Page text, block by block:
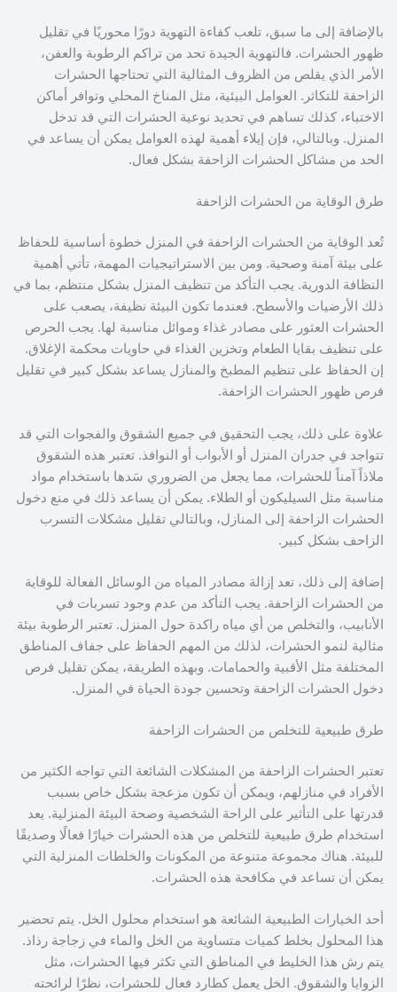
بالإضافة إلى ما سبق، تلعب كفاءة التهوية دورًا محوريًا في تقليل
ظهور الحشرات. فالتهوية الجيدة تحد من تراكم الرطوبة والعفن،
الأمر الذي يقلص من الظروف المثالية التي تحتاجها الحشرات
الزاحفة للتكاثر. العوامل البيئية، مثل المناخ المحلي وتوافر أماكن
الاختباء، كذلك تساهم في تحديد نوعية الحشرات التي قد تدخل
المنزل. وبالتالي، فإن إيلاء أهمية لهذه العوامل يمكن أن يساعد في
الحد من مشاكل الحشرات الزاحفة بشكل فعال.
طرق الوقاية من الحشرات الزاحفة
تُعد الوقاية من الحشرات الزاحفة في المنزل خطوة أساسية للحفاظ
على بيئة آمنة وصحية. ومن بين الاستراتيجيات المهمة، تأتي أهمية
النظافة الدورية. يجب التأكد من تنظيف المنزل بشكل منتظم، بما في
ذلك الأرضيات والأسطح. فعندما تكون البيئة نظيفة، يصعب على
الحشرات العثور على مصادر غذاء وموائل مناسبة لها. يجب الحرص
على تنظيف بقايا الطعام وتخزين الغذاء في حاويات محكمة الإغلاق.
إن الحفاظ على تنظيم المطبخ والمنازل يساعد بشكل كبير في تقليل
فرص ظهور الحشرات الزاحفة.
علاوة على ذلك، يجب التحقيق في جميع الشقوق والفجوات التي قد
تتواجد في جدران المنزل أو الأبواب أو النوافذ. تعتبر هذه الشقوق
ملاذاً آمناً للحشرات، مما يجعل من الضروري سَدها باستخدام مواد
مناسبة مثل السيليكون أو الطلاء. يمكن أن يساعد ذلك في منع دخول
الحشرات الزاحفة إلى المنازل، وبالتالي تقليل مشكلات التسرب
الزاحف بشكل كبير.
إضافة إلى ذلك، تعد إزالة مصادر المياه من الوسائل الفعالة للوقاية
من الحشرات الزاحفة. يجب التأكد من عدم وجود تسربات في
الأنابيب، والتخلص من أي مياه راكدة حول المنزل. تعتبر الرطوبة بيئة
مثالية لنمو الحشرات، لذلك من المهم الحفاظ على جفاف المناطق
المختلفة مثل الأقبية والحمامات. وبهذه الطريقة، يمكن تقليل فرص
دخول الحشرات الزاحفة وتحسين جودة الحياة في المنزل.
طرق طبيعية للتخلص من الحشرات الزاحفة
تعتبر الحشرات الزاحفة من المشكلات الشائعة التي تواجه الكثير من
الأفراد في منازلهم، ويمكن أن تكون مزعجة بشكل خاص بسبب
قدرتها على التأثير على الراحة الشخصية وصحة البيئة المنزلية. يعد
استخدام طرق طبيعية للتخلص من هذه الحشرات خيارًا فعالًا وصديقًا
للبيئة. هناك مجموعة متنوعة من المكونات والخلطات المنزلية التي
يمكن أن تساعد في مكافحة هذه الحشرات.
أحد الخيارات الطبيعية الشائعة هو استخدام محلول الخل. يتم تحضير
هذا المحلول بخلط كميات متساوية من الخل والماء في زجاجة رذاذ.
يتم رش هذا الخليط في المناطق التي تكثر فيها الحشرات، مثل
الزوايا والشقوق. الخل يعمل كطارد فعال للحشرات، نظرًا لرائحته